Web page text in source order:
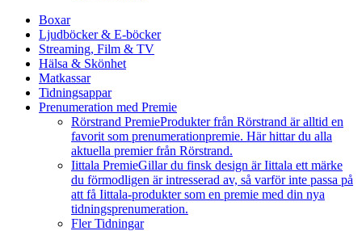
Boxar
Ljudböcker & E-böcker
Streaming, Film & TV
Hälsa & Skönhet
Matkassar
Tidningsappar
Prenumeration med Premie
Rörstrand PremieProdukter från Rörstrand är alltid en
favorit som prenumerationpremie. Här hittar du alla
aktuella premier från Rörstrand.
Iittala PremieGillar du finsk design är Iittala ett märke
du förmodligen är intresserad av, så varför inte passa på
att få Iittala-produkter som en premie med din nya
tidningsprenumeration.
Fler Tidningar